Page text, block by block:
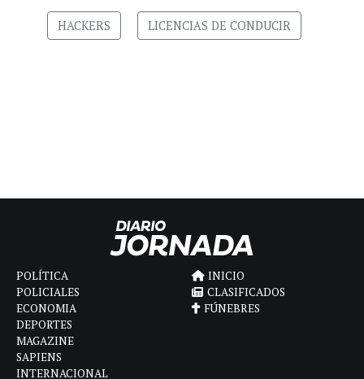
HACKERS LICENCIAS DE CONDUCIR
POLÍTICA
POLICIALES
ECONOMIA
DEPORTES
MAGAZINE
SAPIENS
INTERNACIONAL
INICIO
CLASIFICADOS
FÚNEBRES